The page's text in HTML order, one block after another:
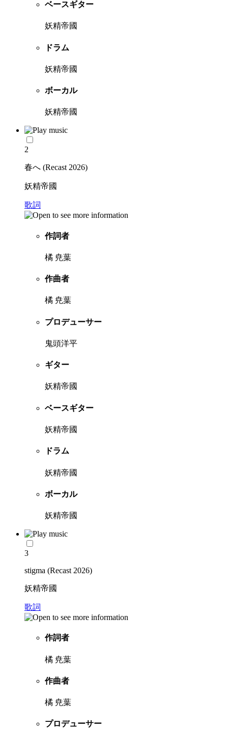
ベースギター
妖精帝國
ドラム
妖精帝國
ボーカル
妖精帝國
2
春へ (Recast 2026)
妖精帝國
歌詞
作詞者
橘 尭葉
作曲者
橘 尭葉
プロデューサー
鬼頭洋平
ギター
妖精帝國
ベースギター
妖精帝國
ドラム
妖精帝國
ボーカル
妖精帝國
3
stigma (Recast 2026)
妖精帝國
歌詞
作詞者
橘 尭葉
作曲者
橘 尭葉
プロデューサー